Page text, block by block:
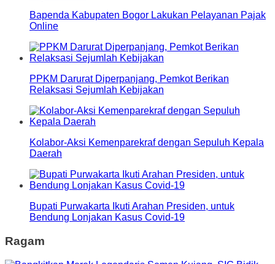
Bapenda Kabupaten Bogor Lakukan Pelayanan Pajak
Online
PPKM Darurat Diperpanjang, Pemkot Berikan
Relaksasi Sejumlah Kebijakan
Kolabor-Aksi Kemenparekraf dengan Sepuluh Kepala
Daerah
Bupati Purwakarta Ikuti Arahan Presiden, untuk
Bendung Lonjakan Kasus Covid-19
Ragam